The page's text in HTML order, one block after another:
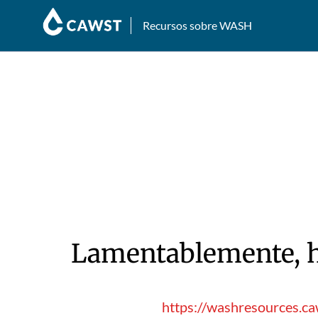
Recursos sobre WASH
Lamentablemente,
https://